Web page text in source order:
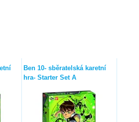
Ben 10- sběratelská karetní
hra- Starter Set A